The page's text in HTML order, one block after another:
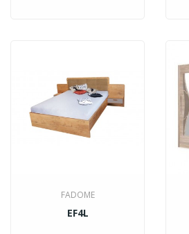
FADOME
EF4L